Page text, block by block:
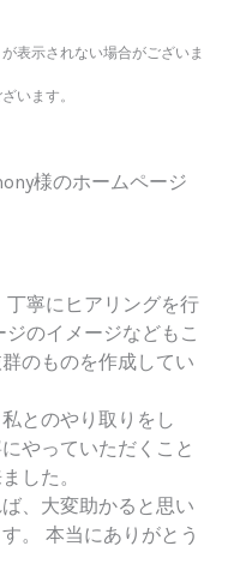
表示されない場合がございま
います。
様のホームページ
丁寧にヒアリングを行
のイメージなどもこ
のものを作成してい
とのやり取りをし
やっていただくこと
した。
、大変助かると思い
。 本当にありがとう